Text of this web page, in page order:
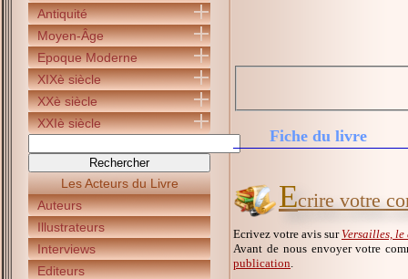
Antiquité
Moyen-Âge
Epoque Moderne
XIXè siècle
XXè siècle
XXIè siècle
Les Acteurs du Livre
Auteurs
Illustrateurs
Interviews
Editeurs
Fiche du livre
Ecrire votre
Ecrivez votre avis surVersailles,
Avant de nous envoyer votre
publication